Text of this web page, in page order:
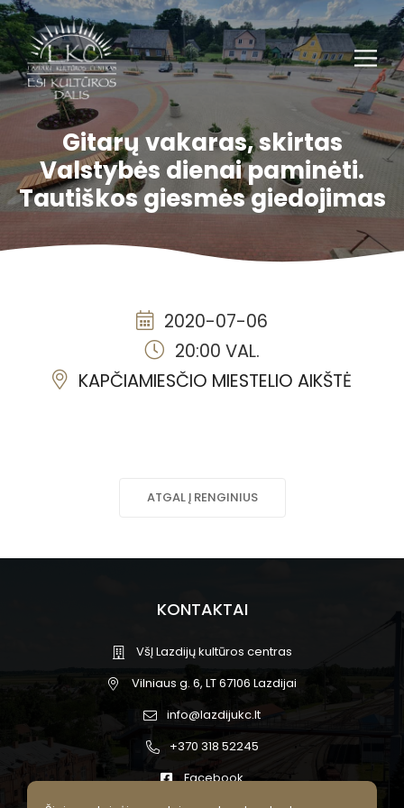
Gitarų vakaras, skirtas
Valstybės dienai paminėti.
Tautiškos giesmės giedojimas
2020-07-06
20:00 VAL.
KAPČIAMIESČIO MIESTELIO AIKŠTĖ
ATGAL Į RENGINIUS
KONTAKTAI
VšĮ Lazdijų kultūros centras
Vilniaus g. 6, LT 67106 Lazdijai
info@lazdijukc.lt
+370 318 52245
Facebook